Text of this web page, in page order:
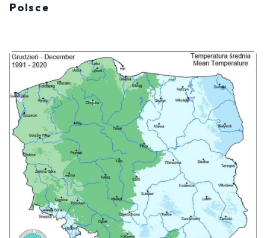
Polsce